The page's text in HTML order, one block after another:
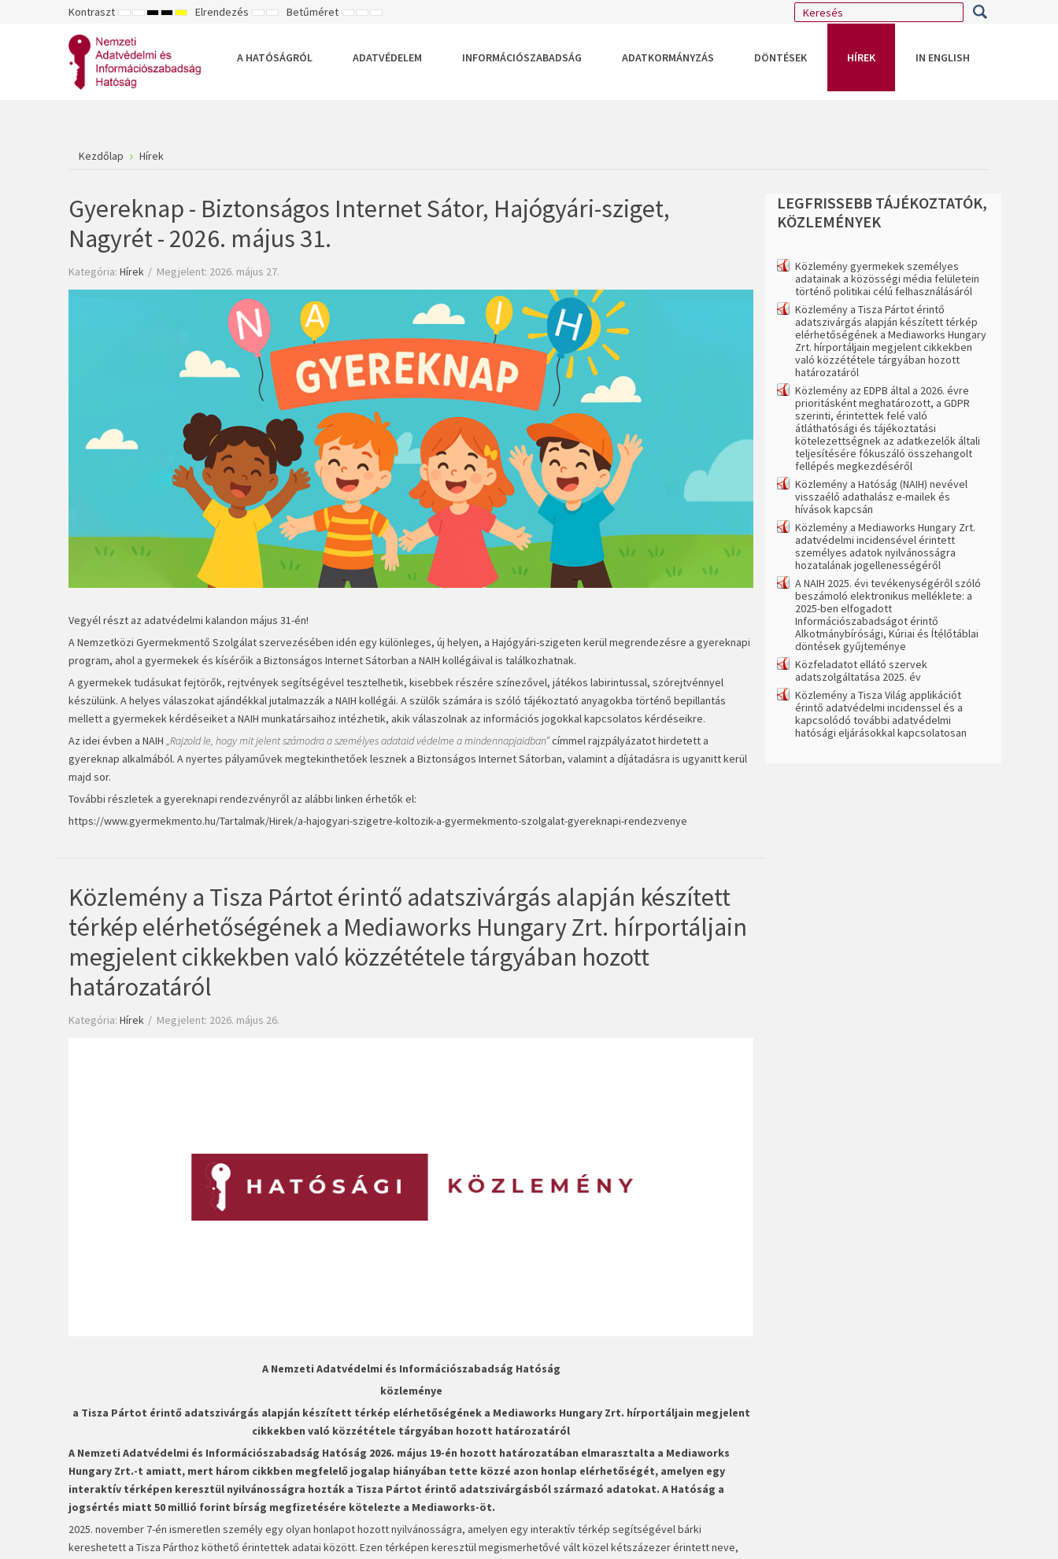
Kontraszt ALAPÉRTELMEZETT
ÉJSZAKAI
NAGY
FEHÉR
MÓD
NAGY
SÁRGA
MÓD
NAGY
MÓD
Elrendezés RÖGZÍTETT
SZÉLES
Betűméret KISEBB
ALAPÉRTELMEZETT
NAGYOBB
A HATÓSÁGRÓL
ADATVÉDELEM INFORMÁCIÓSZABADSÁG ADATKORMÁNYZÁS DÖNTÉSEK HÍREK IN ENGLISH
Kezdőlap Hírek
Gyereknap - Biztonságos Internet Sátor, Hajógyári-sziget,
Nagyrét - 2026. május 31.
Kategória: Hírek Megjelent: 2026. május 27.
Vegyél részt az adatvédelmi kalandon május 31-én!
A Nemzetközi Gyermekmentő Szolgálat szervezésében idén egy különleges, új helyen, a Hajógyári-szigeten kerül megrendezésre a gyereknapi
program, ahol a gyermekek és kísérőik a Biztonságos Internet Sátorban a NAIH kollégáival is találkozhatnak.
A gyermekek tudásukat fejtörők, rejtvények segítségével tesztelhetik, kisebbek részére színezővel, játékos labirintussal, szórejtvénnyel
készülünk. A helyes válaszokat ajándékkal jutalmazzák a NAIH kollégái. A szülők számára is szóló tájékoztató anyagokba történő bepillantás
mellett a gyermekek kérdéseiket a NAIH munkatársaihoz intézhetik, akik válaszolnak az információs jogokkal kapcsolatos kérdéseikre.
Az idei évben a NAIH „Rajzold le, hogy mit jelent számodra a személyes adataid védelme a mindennapjaidban”címmel rajzpályázatot hirdetett a
gyereknap alkalmából. A nyertes pályaművek megtekinthetőek lesznek a Biztonságos Internet Sátorban, valamint a díjátadásra is ugyanitt kerül
majd sor.
További részletek a gyereknapi rendezvényről az alábbi linken érhetők el:
https://www.gyermekmento.hu/Tartalmak/Hirek/a-hajogyari-szigetre-koltozik-a-gyermekmento-szolgalat-gyereknapi-rendezvenye
Közlemény a Tisza Pártot érintő adatszivárgás alapján készített
térkép elérhetőségének a Mediaworks Hungary Zrt. hírportáljain
megjelent cikkekben való közzététele tárgyában hozott
határozatáról
Kategória: Hírek Megjelent: 2026. május 26.
A Nemzeti Adatvédelmi és Információszabadság Hatóság
közleménye
a Tisza Pártot érintő adatszivárgás alapján készített térkép elérhetőségének a Mediaworks Hungary Zrt. hírportáljain megjelent
cikkekben való közzététele tárgyában hozott határozatáról
A Nemzeti Adatvédelmi és Információszabadság Hatóság 2026. május 19-én hozott határozatában elmarasztalta a Mediaworks
Hungary Zrt.-t amiatt, mert három cikkben megfelelő jogalap hiányában tette közzé azon honlap elérhetőségét, amelyen egy
interaktív térképen keresztül nyilvánosságra hozták a Tisza Pártot érintő adatszivárgásból származó adatokat. A Hatóság a
jogsértés miatt 50 millió forint bírság megfizetésére kötelezte a Mediaworks-öt.
2025. november 7-én ismeretlen személy egy olyan honlapot hozott nyilvánosságra, amelyen egy interaktív térkép segítségével bárki
kereshetett a Tisza Párthoz köthető érintettek adatai között. Ezen térképen keresztül megismerhetővé vált közel kétszázezer érintett neve,
LEGFRISSEBB TÁJÉKOZTATÓK,
KÖZLEMÉNYEK
Közlemény gyermekek személyes
adatainak a közösségi média felületein
történő politikai célú felhasználásáról
Közlemény a Tisza Pártot érintő
adatszivárgás alapján készített térkép
elérhetőségének a Mediaworks Hungary
Zrt. hírportáljain megjelent cikkekben
való közzététele tárgyában hozott
határozatáról
Közlemény az EDPB által a 2026. évre
prioritásként meghatározott, a GDPR
szerinti, érintettek felé való
átláthatósági és tájékoztatási
kötelezettségnek az adatkezelők általi
teljesítésére fókuszáló összehangolt
fellépés megkezdéséről
Közlemény a Hatóság (NAIH) nevével
visszaélő adathalász e-mailek és
hívások kapcsán
Közlemény a Mediaworks Hungary Zrt.
adatvédelmi incidensével érintett
személyes adatok nyilvánosságra
hozatalának jogellenességéről
A NAIH 2025. évi tevékenységéről szóló
beszámoló elektronikus melléklete: a
2025-ben elfogadott
Információszabadságot érintő
Alkotmánybírósági, Kúriai és Ítélőtáblai
döntések gyűjteménye
Közfeladatot ellátó szervek
adatszolgáltatása 2025. év
Közlemény a Tisza Világ applikációt
érintő adatvédelmi incidenssel és a
kapcsolódó további adatvédelmi
hatósági eljárásokkal kapcsolatosan